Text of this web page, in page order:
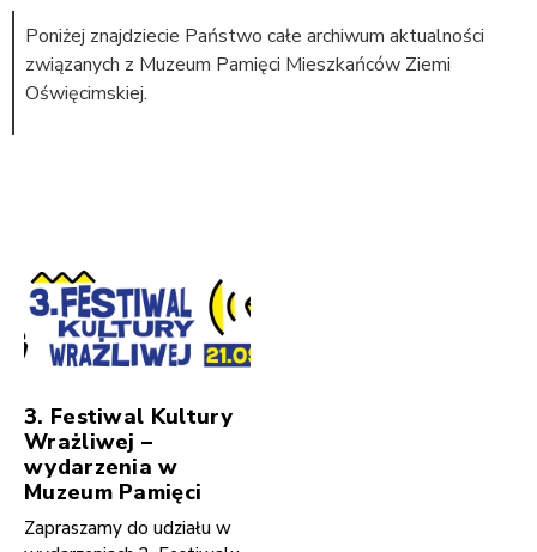
Poniżej znajdziecie Państwo całe archiwum aktualności
związanych z Muzeum Pamięci Mieszkańców Ziemi
Oświęcimskiej.
3. Festiwal Kultury
Wrażliwej –
wydarzenia w
Muzeum Pamięci
Zapraszamy do udziału w